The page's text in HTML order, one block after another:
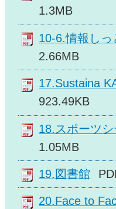
1.3MB
10-6.情報しっ
2.66MB
17.Sustaina
923.49KB
18.スポーツシ
1.05MB
19.図書館
20.Face to